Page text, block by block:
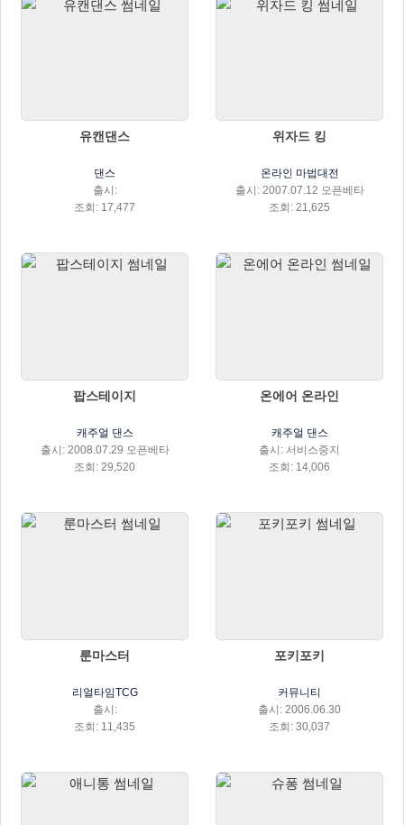
유캔댄스
댄스
출시:
조회: 17,477
위자드 킹
온라인 마법대전
출시: 2007.07.12 오픈베타
조회: 21,625
팝스테이지
캐주얼 댄스
출시: 2008.07.29 오픈베타
조회: 29,520
온에어 온라인
캐주얼 댄스
출시: 서비스중지
조회: 14,006
룬마스터
리얼타임TCG
출시:
조회: 11,435
포키포키
커뮤니티
출시: 2006.06.30
조회: 30,037